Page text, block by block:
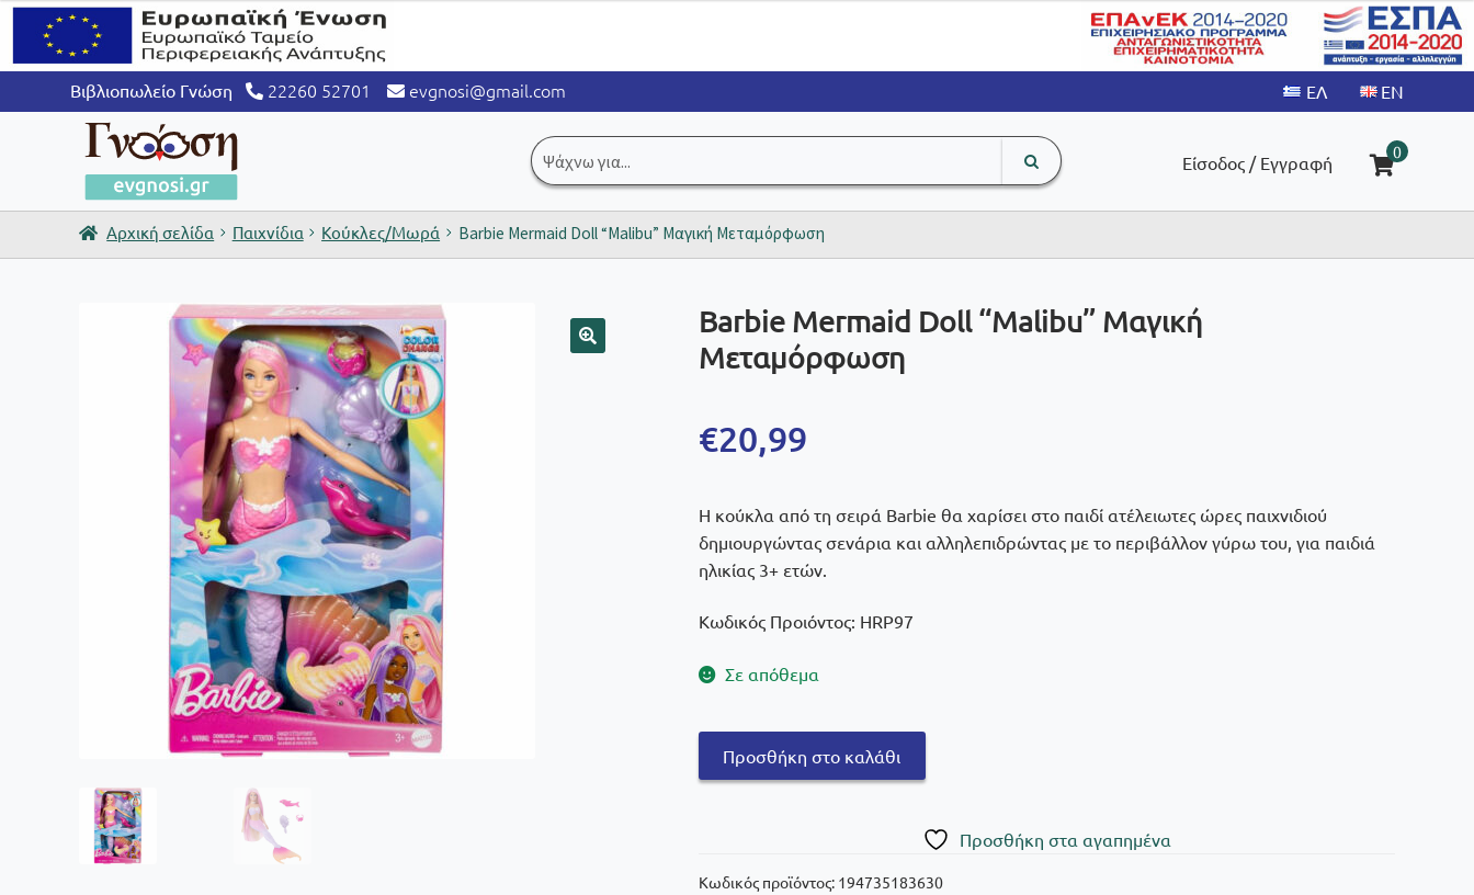
Βιβλιοπωλείο Γνώση 22260 52701 evgnosi@gmail.com
Αναζήτηση
για:
search
input
Είσοδος / Εγγραφή
0
Αρχική σελίδα Παιχνίδια Κούκλες/Μωρά Barbie Mermaid Doll “Malibu” Μαγική Μεταμόρφωση
Barbie Mermaid Doll “Malibu” Μαγική
Μεταμόρφωση
€20,99
Η κούκλα από τη σειρά Barbie θα χαρίσει στο παιδί ατέλειωτες ώρες παιχνιδιού
δημιουργώντας σενάρια και αλληλεπιδρώντας με το περιβάλλον γύρω του, για παιδιά
ηλικίας 3+ ετών.
Κωδικός Προιόντος: HRP97
Σε απόθεμα
Mermaid
Μεταμόρφωση
Προσθήκη στο καλάθι
Πρoσθήκη στα αγαπημένα
Κωδικός προϊόντος: 194735183630